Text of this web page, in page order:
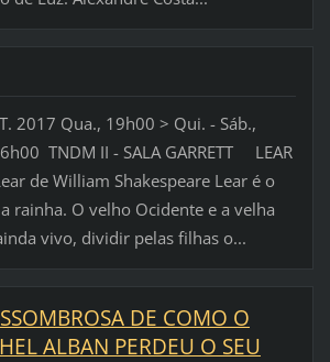
2017 Qua., 19h00 > Qui. - Sáb.,
TNDM II - SALA GARRETT LEAR
de William Shakespeare Lear é o
rainha. O velho Ocidente e a velha
vivo, dividir pelas filhas o...
DE COMO O
ALBAN PERDEU O SEU